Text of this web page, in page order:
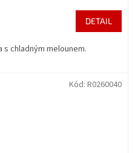
DETAIL
chladným melounem.
Kód: R0260040